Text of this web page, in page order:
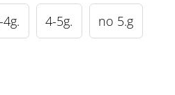
4-5g. no 5.g